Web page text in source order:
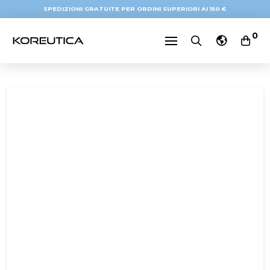
SPEDIZIONI GRATUITE PER ORDINI SUPERIORI AI 150 €
0